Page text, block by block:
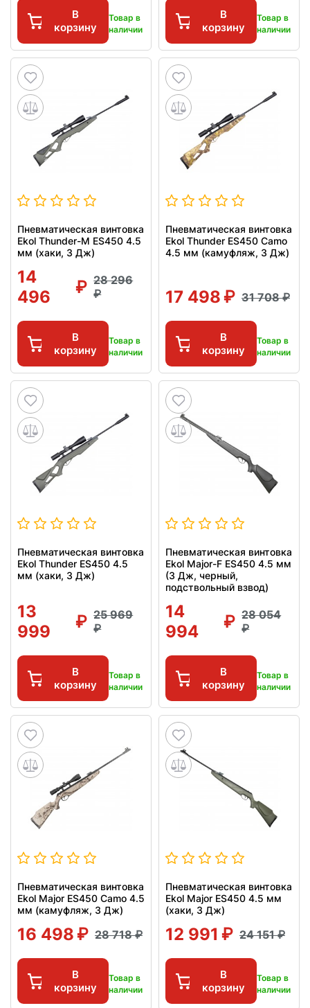
В
корзину
Товар в
наличии
В
корзину
Товар в
наличии
Пневматическая винтовка
Ekol Thunder-M ES450 4.5
мм (хаки, 3 Дж)
14
496
28 296
В
корзину
Товар в
наличии
Пневматическая винтовка
Ekol Thunder ES450 Camo
4.5 мм (камуфляж, 3 Дж)
17 498 31 708
В
корзину
Товар в
наличии
Пневматическая винтовка
Ekol Thunder ES450 4.5
мм (хаки, 3 Дж)
13
999
25 969
В
корзину
Товар в
наличии
Пневматическая винтовка
Ekol Major-F ES450 4.5 мм
(3 Дж, черный,
подствольный взвод)
14
994
28 054
В
корзину
Товар в
наличии
Пневматическая винтовка
Ekol Major ES450 Camo 4.5
мм (камуфляж, 3 Дж)
16 498 28 718
В
корзину
Товар в
наличии
Пневматическая винтовка
Ekol Major ES450 4.5 мм
(хаки, 3 Дж)
12 991 24 151
В
корзину
Товар в
наличии